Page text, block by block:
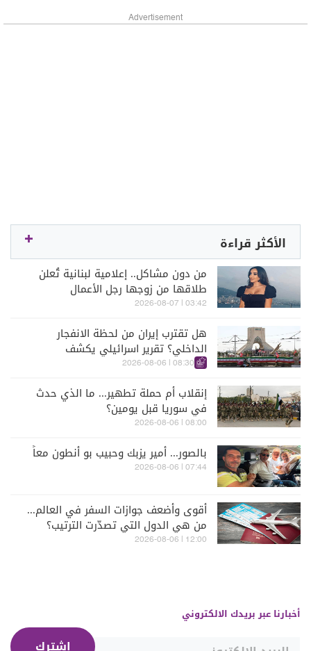
Advertisement
الأكثر قراءة
من دون مشاكل.. إعلامية لبنانية تُعلن
طلاقها من زوجها رجل الأعمال
03:42 | 2026-08-07
هل تقترب إيران من لحظة الانفجار
الداخلي؟ تقرير اسرائيلي يكشف
الكواليس
08:30 | 2026-08-06
إنقلاب أم حملة تطهير... ما الذي حدث
في سوريا قبل يومين؟
08:00 | 2026-08-06
بالصور... أمير يزبك وحبيب بو أنطون معاً
07:44 | 2026-08-06
أقوى وأضعف جوازات السفر في العالم...
من هي الدول التي تصدّرت الترتيب؟
12:00 | 2026-08-06
أخبارنا عبر بريدك الالكتروني
إشترك